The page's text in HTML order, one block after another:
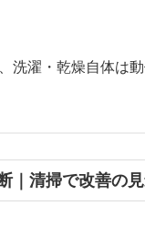
洗濯・乾燥自体は
｜清掃で改善の